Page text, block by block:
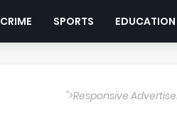
CRIME SPORTS EDUCATION
">Responsive